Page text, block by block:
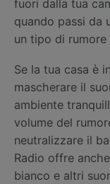
fuori dalla tua
quando passi da
un tipo di rumore
Se la tua casa è
mascherare il
ambiente
volume del
neutralizzare il
Radio offre
bianco e altri